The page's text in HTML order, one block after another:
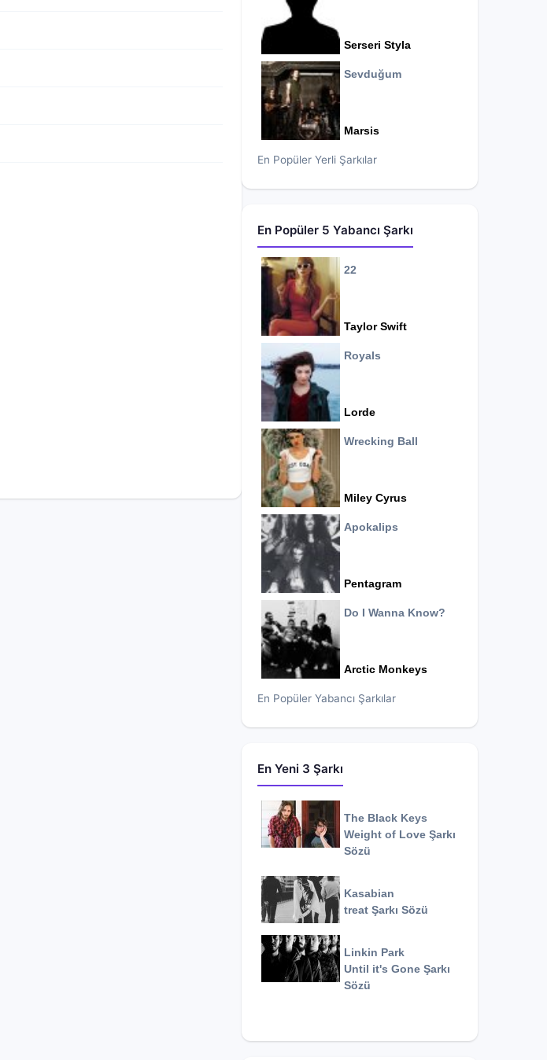
Serseri Styla
Sevduğum
Marsis
En Popüler Yerli Şarkılar
En Popüler 5 Yabancı Şarkı
22
Taylor Swift
Royals
Lorde
Wrecking Ball
Miley Cyrus
Apokalips
Pentagram
Do I Wanna Know?
Arctic Monkeys
En Popüler Yabancı Şarkılar
En Yeni 3 Şarkı
The Black Keys
Weight of Love Şarkı
Sözü
Kasabian
treat Şarkı Sözü
Linkin Park
Until it's Gone Şarkı
Sözü